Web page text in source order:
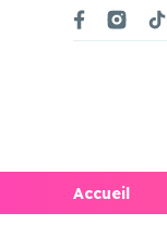
Accueil